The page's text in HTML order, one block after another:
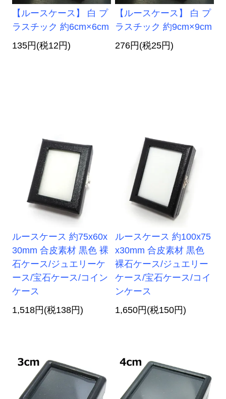
【ルースケース】 白 プ
ラスチック 約6cm×6cm
135円(税12円)
【ルースケース】 白 プ
ラスチック 約9cm×9cm
276円(税25円)
ルースケース 約75x60x
30mm 合皮素材 黒色 裸
石ケース/ジュエリーケ
ース/宝石ケース/コイン
ケース
1,518円(税138円)
ルースケース 約100x75
x30mm 合皮素材 黒色
裸石ケース/ジュエリー
ケース/宝石ケース/コイ
ンケース
1,650円(税150円)